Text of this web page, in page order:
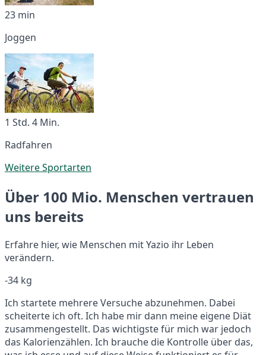
23 min
Joggen
1 Std. 4 Min.
Radfahren
Weitere Sportarten
Über 100 Mio. Menschen vertrauen
uns bereits
Erfahre hier, wie Menschen mit Yazio ihr Leben
verändern.
-34 kg
Ich startete mehrere Versuche abzunehmen. Dabei
scheiterte ich oft. Ich habe mir dann meine eigene Diät
zusammengestellt. Das wichtigste für mich war jedoch
das Kalorienzählen. Ich brauche die Kontrolle über das,